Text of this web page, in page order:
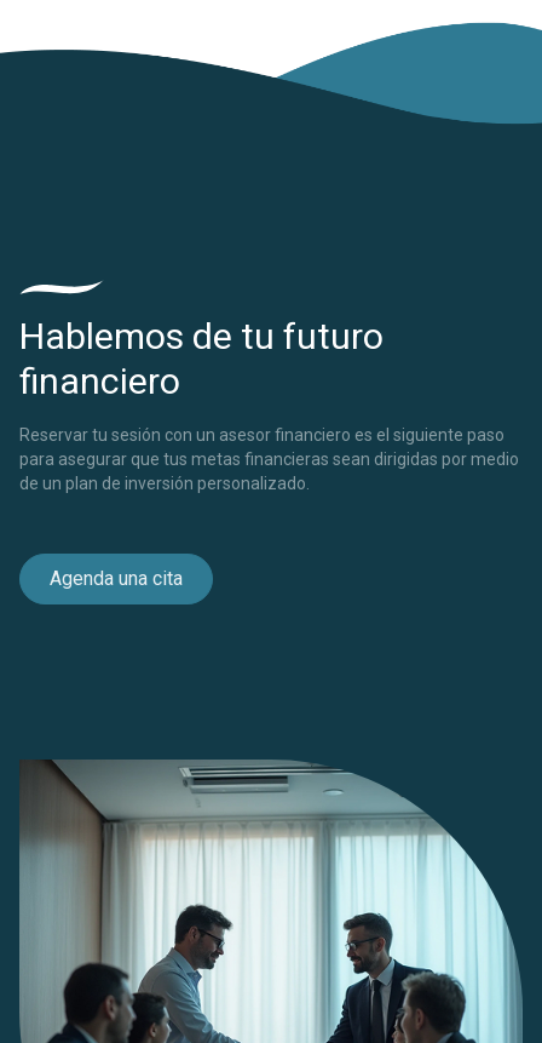
Hablemos de tu futuro
financiero
Reservar tu sesión con un asesor financiero es el siguiente paso
para asegurar que tus metas financieras sean dirigidas por medio
de un plan de inversión personalizado.
Agenda una cita